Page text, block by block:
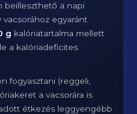
beilleszthető a napi
egyaránt
g kalóriatartalma mellett
a kalóriadeficites
fogyasztani (reggeli,
a vacsorára is
étkezés leggyengébb